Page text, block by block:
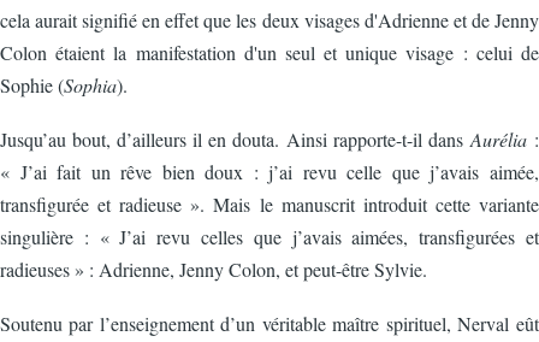
cela aurait signifié en effet que les deux visages d'Adrienne et de Jenny
Colon étaient la manifestation d'un seul et unique visage : celui de
Sophie (Sophia).
Jusqu’au bout, d’ailleurs il en douta. Ainsi rapporte-t-il dans Aurélia:
« J’ai fait un rêve bien doux : j’ai revu celle que j’avais aimée,
transfigurée et radieuse ». Mais le manuscrit introduit cette variante
singulière : « J’ai revu celles que j’avais aimées, transfigurées et
radieuses » : Adrienne, Jenny Colon, et peut-être Sylvie.
Soutenu par l’enseignement d’un véritable maître spirituel, Nerval eût